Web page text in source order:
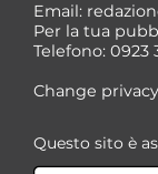
Email:
Per la tua
Telefono: 0923
Change
Questo sito è